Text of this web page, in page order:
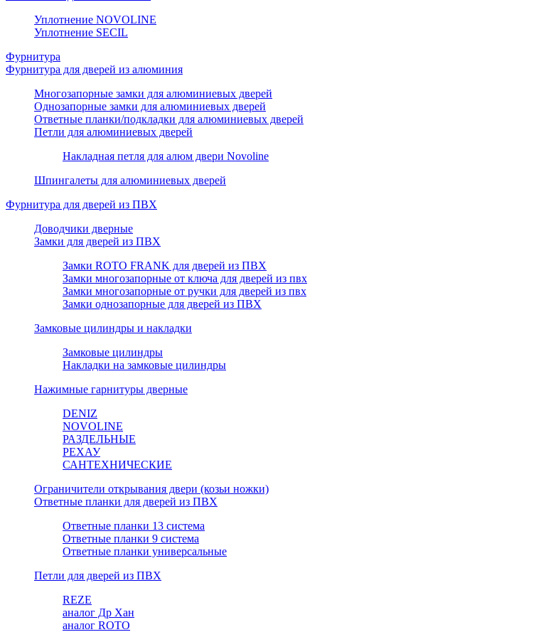
Уплотнение NOVOLINE
Уплотнение SECIL
Фурнитура
Фурнитура для дверей из алюминия
Многозапорные замки для алюминиевых дверей
Однозапорные замки для алюминиевых дверей
Ответные планки/подкладки для алюминиевых дверей
Петли для алюминиевых дверей
Накладная петля для алюм двери Novoline
Шпингалеты для алюминиевых дверей
Фурнитура для дверей из ПВХ
Доводчики дверные
Замки для дверей из ПВХ
Замки ROTO FRANK для дверей из ПВХ
Замки многозапорные от ключа для дверей из пвх
Замки многозапорные от ручки для дверей из пвх
Замки однозапорные для дверей из ПВХ
Замковые цилиндры и накладки
Замковые цилиндры
Накладки на замковые цилиндры
Нажимные гарнитуры дверные
DENIZ
NOVOLINE
РАЗДЕЛЬНЫЕ
РЕХАУ
САНТЕХНИЧЕСКИЕ
Ограничители открывания двери (козьи ножки)
Ответные планки для дверей из ПВХ
Ответные планки 13 система
Ответные планки 9 система
Ответные планки универсальные
Петли для дверей из ПВХ
REZE
аналог Др Хан
аналог ROTO